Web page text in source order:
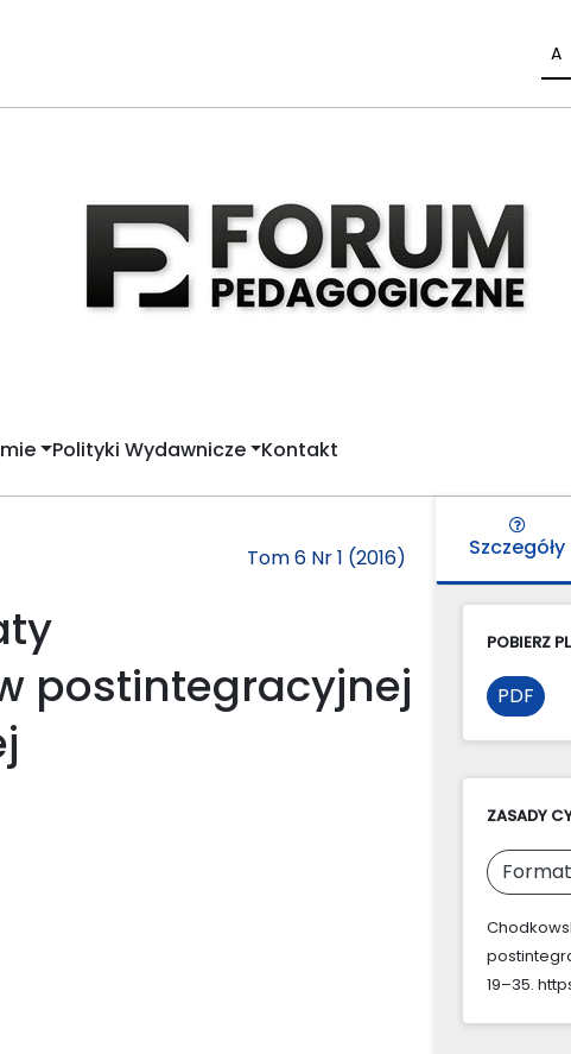
A
Polityki Wydawnicze Kontakt
Tom 6 Nr 1 (2016)
postintegracyjnej
Szczegóły
POBIERZ
PDF
ZASADY
19–35.